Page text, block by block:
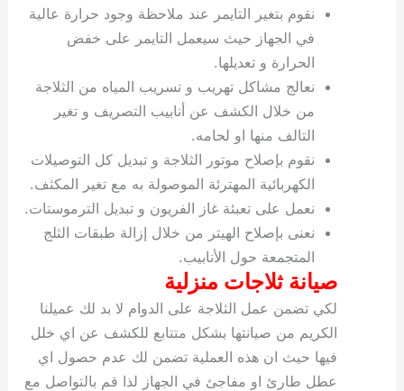
نقوم بتغير التايمر عند ملاحظة وجود حرارة عالية
في الجهاز حيث سيعمل التايمر على خفض
الحرارة و تعديلها.
نعالج مشاكل تهريب و تسريب المياه من الثلاجة
من خلال الكشف عن أنابيب التصريف و تغير
التالف منها او لحامه.
نقوم بإصلاح موتور الثلاجة و تبديل كل التوصيلات
الكهربائية المهترئة الموصولة به مع تغير المكثف.
نعمل على تعبئة غاز الفريون و تبديل الترموستات.
نعنى بإصلاح الهيتر من خلال إزالة طبقات الثلج
المتجمعة حول الأنابيب.
صيانة ثلاجات منزلية
لكي تضمن عمل الثلاجة على الدوام لا بد لك عميلنا
الكريم من صيانتها بشكل متتابع للكشف عن اي خلل
فيها حيث ان هذه العملية تضمن لك عدم حصول اي
عطل طارئ او مفاجئ في الجهاز لذا قم بالتواصل مع